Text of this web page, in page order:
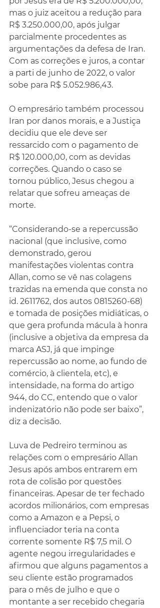
mas o juiz aceitou a redução para
R$ 3.250.000,00, após julgar
parcialmente procedentes as
argumentações da defesa de Iran.
Com as correções e juros, a contar
a parti de junho de 2022, o valor
sobe para R$ 5.052.986,43.
O empresário também processou
Iran por danos morais, e a Justiça
decidiu que ele deve ser
ressarcido com o pagamento de
R$ 120.000,00, com as devidas
correções. Quando o caso se
tornou público, Jesus chegou a
relatar que sofreu ameaças de
morte.
“Considerando-se a repercussão
nacional (que inclusive, como
demonstrado, gerou
manifestações violentas contra
Allan, como se vê nas colagens
trazidas na emenda que consta no
id. 2611762, dos autos 0815260-68)
e tomada de posições midiáticas, o
que gera profunda mácula à honra
(inclusive a objetiva da empresa da
marca ASJ, já que impinge
repercussão ao nome, ao fundo de
comércio, à clientela, etc), e
intensidade, na forma do artigo
944, do CC, entendo que o valor
indenizatório não pode ser baixo”,
diz a decisão.
Luva de Pedreiro terminou as
relações com o empresário Allan
Jesus após ambos entrarem em
rota de colisão por questões
financeiras. Apesar de ter fechado
acordos milionários, com empresas
como a Amazon e a Pepsi, o
influenciador teria na conta
corrente somente R$ 7,5 mil. O
agente negou irregularidades e
afirmou que alguns pagamentos a
seu cliente estão programados
para o mês de julho e que o
montante a ser recebido chegaria